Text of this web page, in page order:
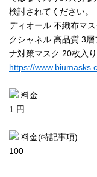
検討されてください。
ディオール 不織布マ
クシャネル 高品質 3
ナ対策マスク 20枚入
https://
料金
1 円
料金(特記事項)
100